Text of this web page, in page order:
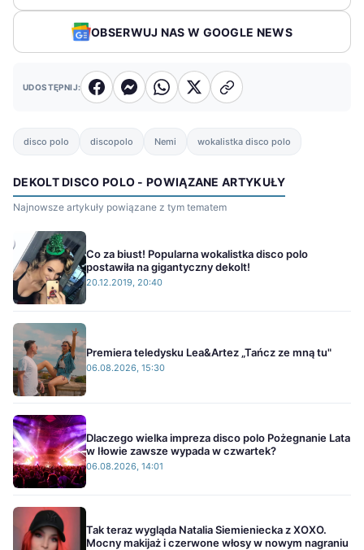
OBSERWUJ NAS W GOOGLE NEWS
UDOSTĘPNIJ:
disco polo discopolo Nemi wokalistka disco polo
DEKOLT DISCO POLO - POWIĄZANE ARTYKUŁY
Najnowsze artykuły powiązane z tym tematem
Co za biust! Popularna wokalistka disco polo
postawiła na gigantyczny dekolt!
20.12.2019, 20:40
Premiera teledysku Lea&Artez „Tańcz ze mną tu"
06.08.2026, 15:30
Dlaczego wielka impreza disco polo Pożegnanie Lata
w Iłowie zawsze wypada w czwartek?
06.08.2026, 14:01
Tak teraz wygląda Natalia Siemieniecka z XOXO.
Mocny makijaż i czerwone włosy w nowym nagraniu